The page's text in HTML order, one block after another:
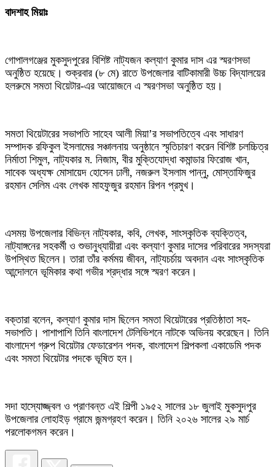
বাদশাহ মিয়াঃ
গোপালগঞ্জের মুকসুদপুরের বিশিষ্ট নাট্যজন কল্যাণ কুমার দাস এর স্মরণসভা
অনুষ্ঠিত হয়েছে। শুক্রবার (৮ মে) রাতে উপজেলার বাটিকামারী উচ্চ বিদ্যালয়ের
হলরুমে সমতা থিয়েটার-এর আয়োজনে এ স্মরণসভা অনুষ্ঠিত হয়।
সমতা থিয়েটারের সভাপতি সাহেব আলী মিয়া’র সভাপতিত্বে এবং সাধারণ
সম্পাদক রফিকুল ইসলামের সঞ্চালনায় অনুষ্ঠানে স্মৃতিচারণ করেন বিশিষ্ট চলচ্চিত্র
নির্মাতা শিমুল, নাট্যকার ম. নিজাম, বীর মুক্তিযোদ্ধা কমান্ডার ফিরোজ খান,
সাবেক অধ্যক্ষ মোসায়েদ হোসেন ঢালী, নজরুল ইসলাম পান্নু, মোস্তাফিজুর
রহমান সেলিম এবং লেখক মাহফুজুর রহমান রিপন প্রমুখ।
এসময় উপজেলার বিভিন্ন নাট্যকার, কবি, লেখক, সাংস্কৃতিক ব্যক্তিত্ব,
নাট্যাঙ্গনের সহকর্মী ও শুভানুধ্যায়ীরা এবং কল্যাণ কুমার দাসের পরিবারের সদস্যরা
উপস্থিত ছিলেন। তারা তাঁর কর্মময় জীবন, নাট্যচর্চায় অবদান এবং সাংস্কৃতিক
আন্দোলনে ভূমিকার কথা গভীর শ্রদ্ধার সঙ্গে স্মরণ করেন।
বক্তারা বলেন, কল্যাণ কুমার দাস ছিলেন সমতা থিয়েটারের প্রতিষ্ঠাতা সহ-
সভাপতি। পাশাপাশি তিনি বাংলাদেশ টেলিভিশনে নাটকে অভিনয় করেছেন। তিনি
বাংলাদেশ গ্রুপ থিয়েটার ফেডারেশন পদক, বাংলাদেশ শিল্পকলা একাডেমি পদক
এবং সমতা থিয়েটার পদকে ভূষিত হন।
সদা হাস্যোজ্জ্বল ও প্রাণবন্ত এই শিল্পী ১৯৫২ সালের ১৮ জুলাই মুকসুদপুর
উপজেলার লোহাইড় গ্রামে জন্মগ্রহণ করেন। তিনি ২০২৬ সালের ২৯ মার্চ
পরলোকগমন করেন।